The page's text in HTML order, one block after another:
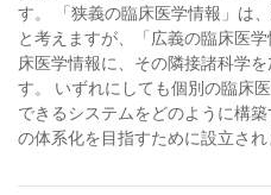
す。 「狭義の臨床医学情報」は
と考えますが、「広義の臨床医
床医学情報に、その隣接諸科学
す。 いずれにしても個別の臨床
できるシステムをどのように構
の体系化を目指すために設立され